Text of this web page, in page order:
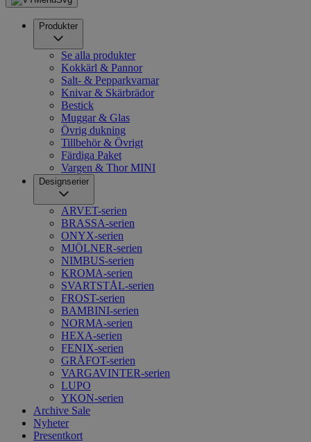
Produkter
Se alla produkter
Kokkärl & Pannor
Salt- & Pepparkvarnar
Knivar & Skärbrädor
Bestick
Muggar & Glas
Övrig dukning
Tillbehör & Övrigt
Färdiga Paket
Vargen & Thor MINI
Designserier
ARVET-serien
BRASSA-serien
ONYX-serien
MJÖLNER-serien
NIMBUS-serien
KROMA-serien
SVARTSTÅL-serien
FROST-serien
BAMBINI-serien
NORMA-serien
HEXA-serien
FENIX-serien
GRÅFOT-serien
VARGAVINTER-serien
LUPO
YKON-serien
Archive Sale
Nyheter
Presentkort